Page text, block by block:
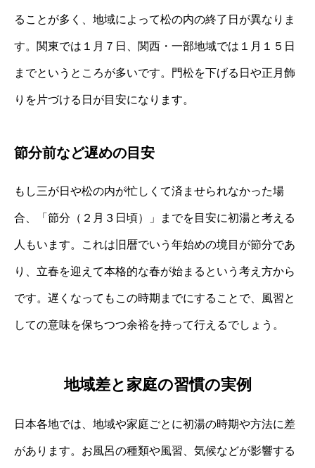
ることが多く、地域によって松の内の終了日が異なりま
す。関東では１月７日、関西・一部地域では１月１５日
までというところが多いです。門松を下げる日や正月飾
りを片づける日が目安になります。
節分前など遅めの目安
もし三が日や松の内が忙しくて済ませられなかった場
合、「節分（２月３日頃）」までを目安に初湯と考える
人もいます。これは旧暦でいう年始めの境目が節分であ
り、立春を迎えて本格的な春が始まるという考え方から
です。遅くなってもこの時期までにすることで、風習と
しての意味を保ちつつ余裕を持って行えるでしょう。
地域差と家庭の習慣の実例
日本各地では、地域や家庭ごとに初湯の時期や方法に差
があります。お風呂の種類や風習、気候などが影響する